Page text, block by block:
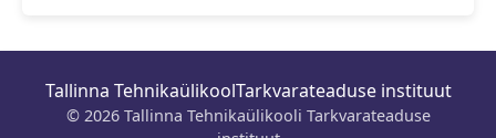
Tallinna TehnikaülikoolTarkvarateaduse instituut
© 2026 Tallinna Tehnikaülikooli Tarkvarateaduse